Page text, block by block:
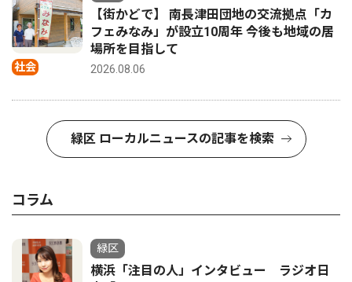
社会
【街かどで】 南長津田団地の交流拠点「カ
フェみなみ」が設立10周年 今後も地域の居
場所を目指して
2026.08.06
緑区 ローカルニュースの記事を検索
コラム
緑区
横浜「注目の人」インタビュー ラジオ日